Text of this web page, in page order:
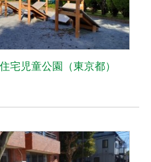
宅児童公園（東京都）